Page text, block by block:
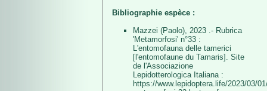
Bibliographie espèce :
Mazzei (Paolo), 2023 .- Rubrica
'Metamorfosi' n°33 :
L'entomofauna delle tamerici
[l'entomofaune du Tamaris]. Site
de l'Associazione
Lepidotterologica Italiana :
https://www.lepidoptera.life/2023/03/